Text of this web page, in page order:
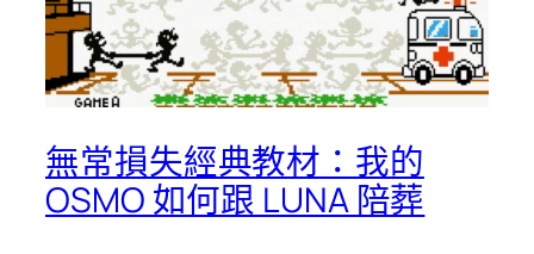
無常損失經典教材：我的
OSMO 如何跟 LUNA 陪葬